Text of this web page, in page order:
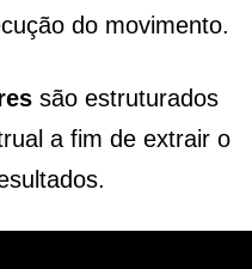
do movimento.
são estruturados
a fim de extrair o